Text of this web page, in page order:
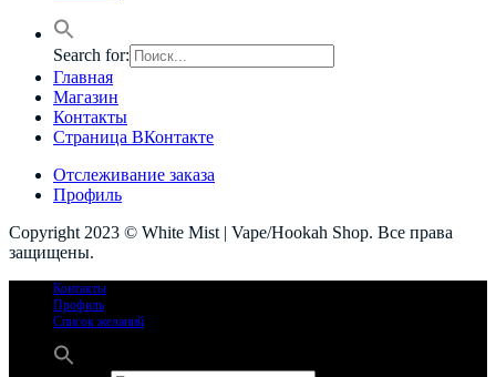
Search for:
Главная
Магазин
Контакты
Страница ВКонтакте
Отслеживание заказа
Профиль
Copyright 2023 © White Mist | Vape/Hookah Shop. Все права
защищены.
Контакты
Профиль
Список желаний